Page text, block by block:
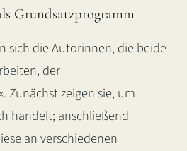
Grundsatzprogramm
sich die Autorinnen, die beide
der
Zunächst zeigen sie, um
handelt; anschließend
an verschiedenen